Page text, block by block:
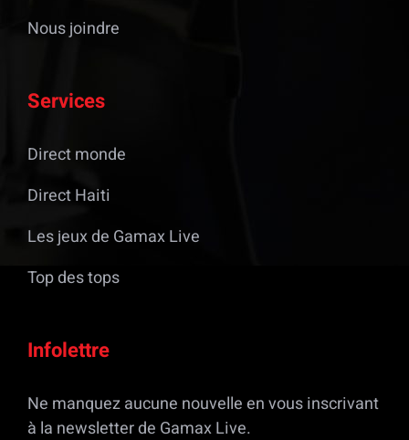
Nous joindre
Services
Direct monde
Direct Haiti
Les jeux de Gamax Live
Top des tops
Infolettre
Ne manquez aucune nouvelle en vous inscrivant
à la newsletter de Gamax Live.